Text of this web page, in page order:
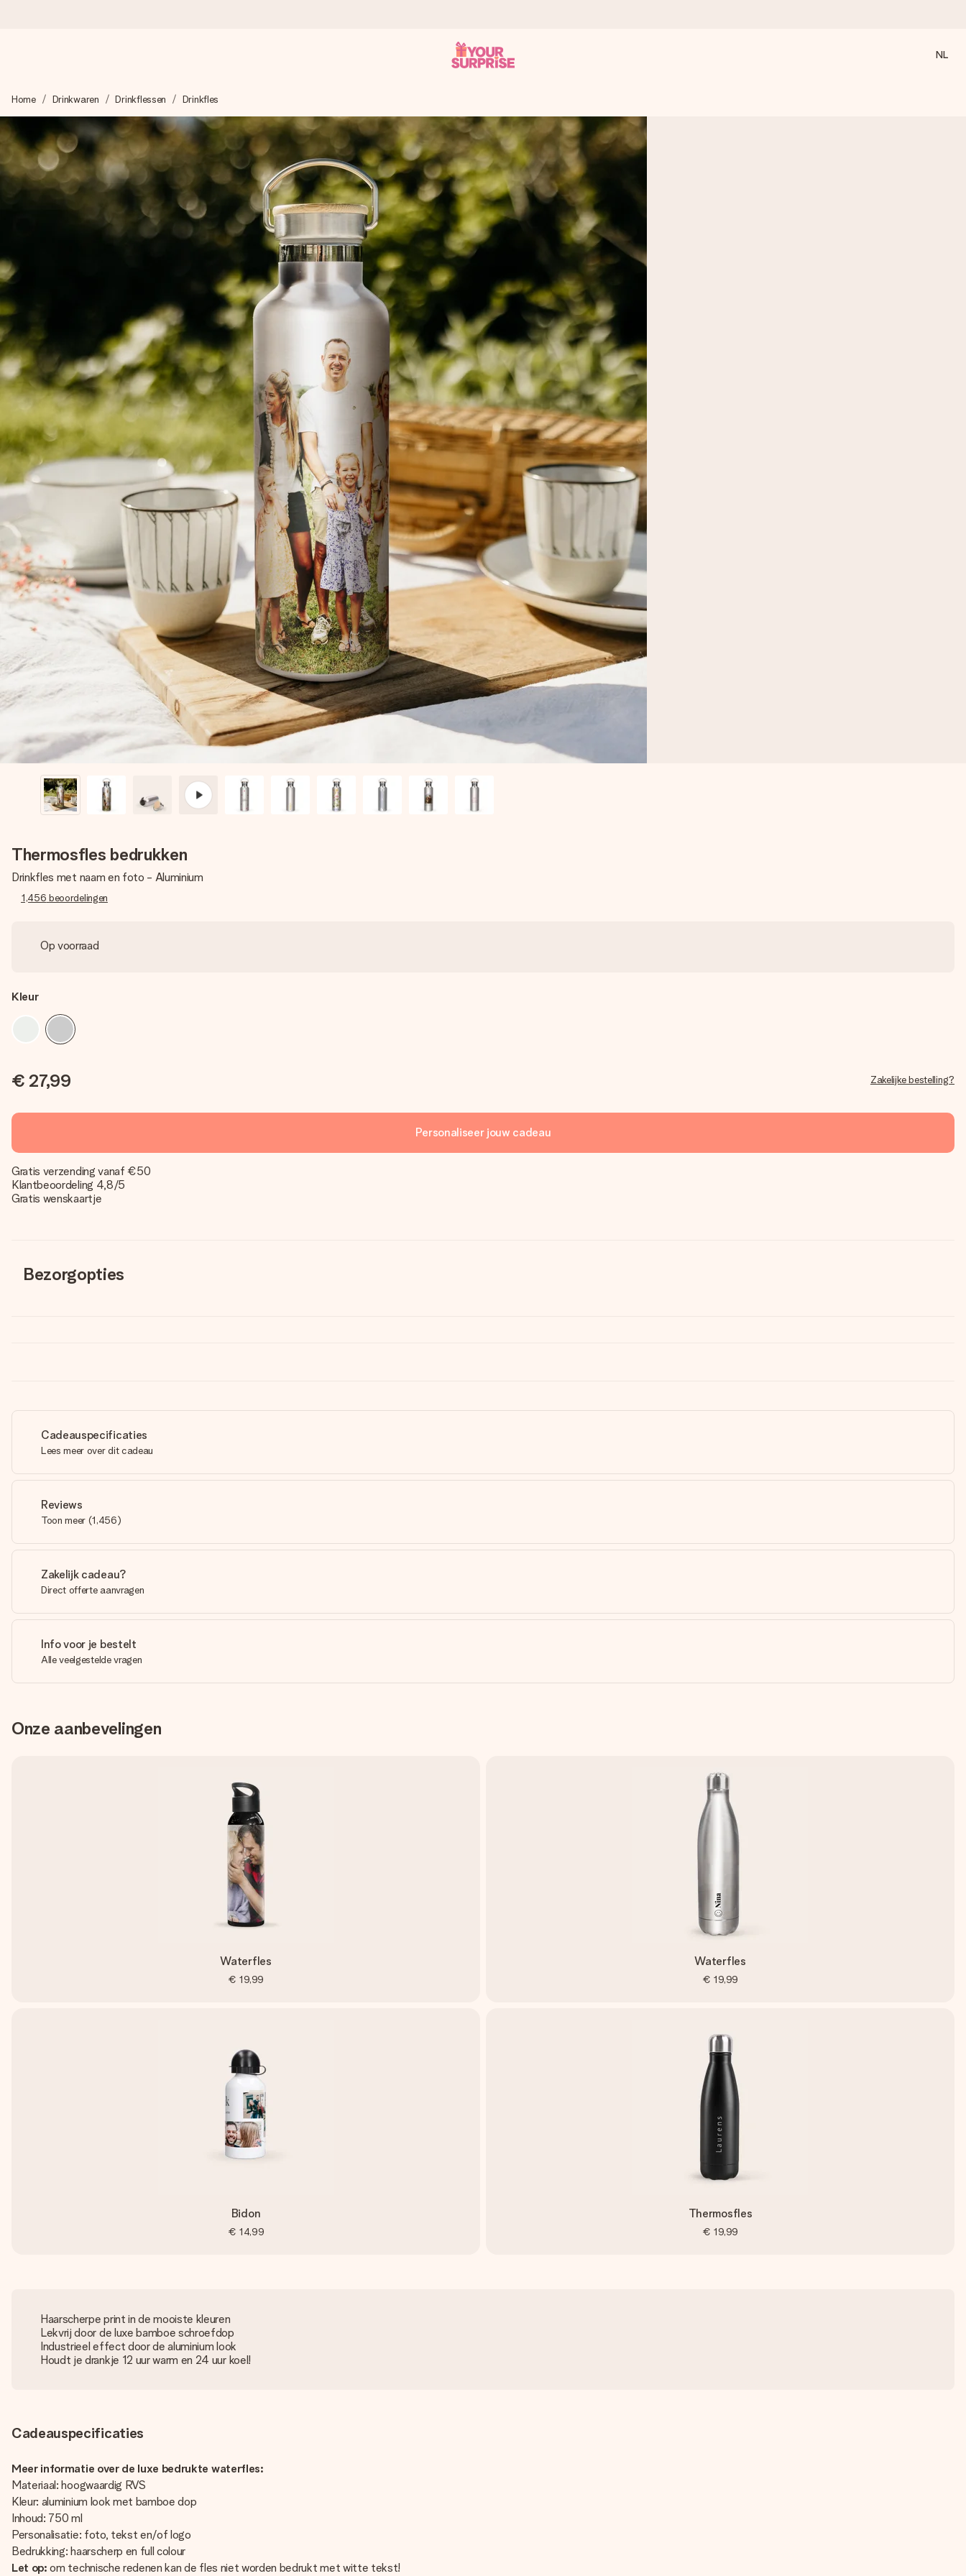
We maken jouw cadeau met zorg en zorgen dat het razendsnel onderweg is - zodat jij kunt geven op precies het juiste moment, wanneer het het meeste betekent.
4,8 (gebaseerd op +8.000 reviews)
Onze cadeaus worden gewaardeerd. Klanten beoordelen ons met een 4,7 op Google Reviews
Je maakt in een paar stappen iets unieks – met haar naam, jullie foto of een boodschap die raakt. Zonder gedoe, maar met alle aandacht voor het moment.
NL
Home Drinkwaren Drinkflessen Drinkfles
Thermosfles bedrukken
Drinkfles met naam en foto - Aluminium
1,456 beoordelingen
Op voorraad
Kleur
€ 27,99 Zakelijke bestelling?
Personaliseer jouw cadeau
Gratis verzending vanaf €50
Klantbeoordeling 4,8/5
Gratis wenskaartje
Bezorgopties
Cadeauspecificaties
Lees meer over dit cadeau
Reviews
Toon meer (1,456)
Zakelijk cadeau?
Direct offerte aanvragen
Info voor je bestelt
Alle veelgestelde vragen
Onze aanbevelingen
Waterfles
€ 19,99
Waterfles
€ 19,99
Bidon
€ 14,99
Thermosfles
€ 19,99
Haarscherpe print in de mooiste kleuren
Lekvrij door de luxe bamboe schroefdop
Industrieel effect door de aluminium look
Houdt je drankje 12 uur warm en 24 uur koel!
Cadeauspecificaties
Meer informatie over de luxe bedrukte waterfles:
Materiaal: hoogwaardig RVS
Kleur: aluminium look met bamboe dop
Inhoud: 750 ml
Personalisatie: foto, tekst en/of logo
Bedrukking: haarscherp en full colour
Let op: om technische redenen kan de fles niet worden bedrukt met witte tekst!